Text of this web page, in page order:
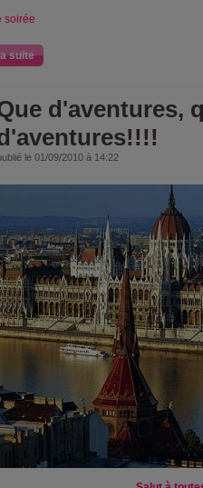
soirée
suite
d'aventures,
le 01/09/2010 à 14:22